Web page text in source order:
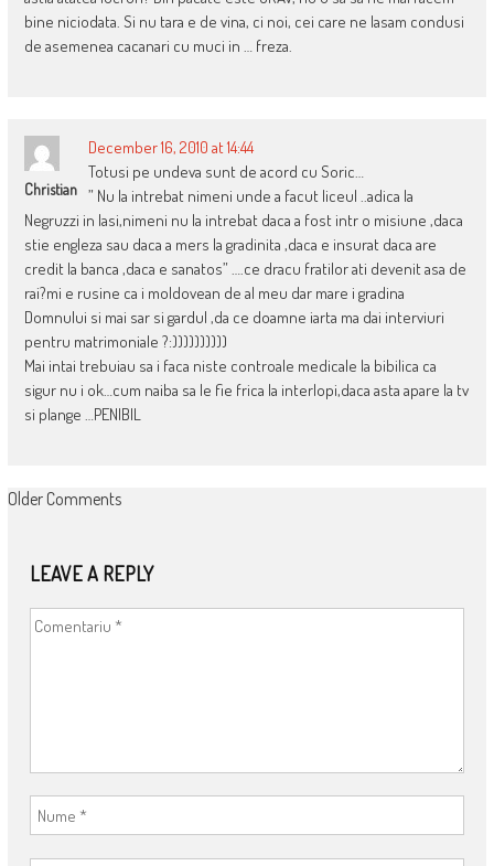
bine niciodata. Si nu tara e de vina, ci noi, cei care ne lasam condusi
de asemenea cacanari cu muci in … freza.
Christian
December 16, 2010 at 14:44
Totusi pe undeva sunt de acord cu Soric…
” Nu la intrebat nimeni unde a facut liceul ..adica la
Negruzzi in Iasi,nimeni nu la intrebat daca a fost intr o misiune ,daca
stie engleza sau daca a mers la gradinita ,daca e insurat daca are
credit la banca ,daca e sanatos” ….ce dracu fratilor ati devenit asa de
rai?mi e rusine ca i moldovean de al meu dar mare i gradina
Domnului si mai sar si gardul ,da ce doamne iarta ma dai interviuri
pentru matrimoniale ?:))))))))))
Mai intai trebuiau sa i faca niste controale medicale la bibilica ca
sigur nu i ok…cum naiba sa le fie frica la interlopi,daca asta apare la tv
si plange …PENIBIL
COMMENT
Older Comments
LEAVE A REPLY